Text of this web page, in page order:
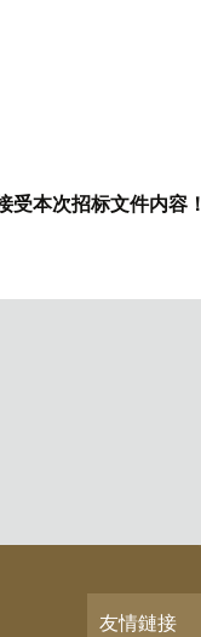
受本次招标文件内容！
友情鏈接